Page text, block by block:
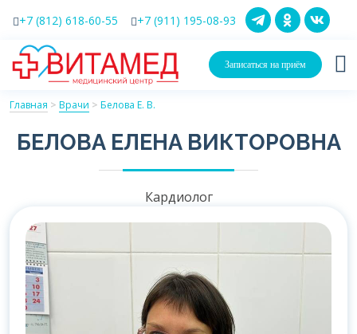
+7 (812) 618-60-55 +7 (911) 195-08-93
Записаться на приём
Главная > Врачи > Белова Е. В.
БЕЛОВА ЕЛЕНА ВИКТОРОВНА
Кардиолог